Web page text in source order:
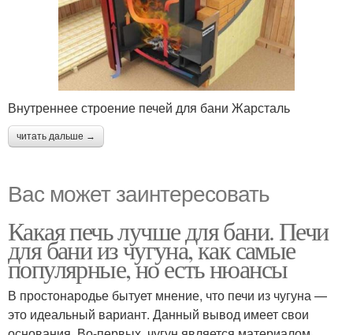
Внутреннее строение печей для бани Жарсталь
читать дальше →
Вас может заинтересовать
Какая печь лучше для бани. Печи
для бани из чугуна, как самые
популярные, но есть нюансы
В простонародье бытует мнение, что печи из чугуна —
это идеальный вариант. Данный вывод имеет свои